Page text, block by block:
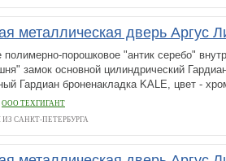
металлическая дверь Аргус
полимерно-порошковое "антик серебо"
замок основной цилиндрический
Гардиан броненакладка KALE, цвет -
ООО ТЕХГИГАНТ
САНКТ-ПЕТЕРБУРГА